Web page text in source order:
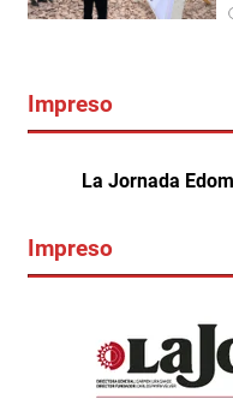
Impreso
La Jornada
Impreso